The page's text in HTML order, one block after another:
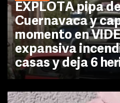
EXPLOTA pipa
Cuernavaca y
momento en
expansiva
casas y deja 6